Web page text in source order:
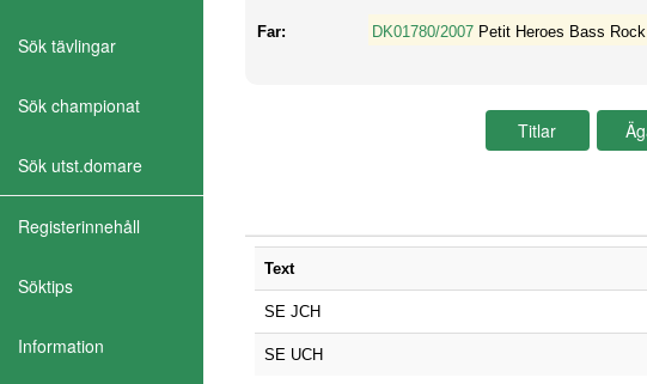
Sök tävlingar
Sök championat
Sök utst.domare
Registerinnehåll
Söktips
Information
Far: DK01780/2007 Petit Heroes Bass Rock
Text
SE JCH
SE UCH